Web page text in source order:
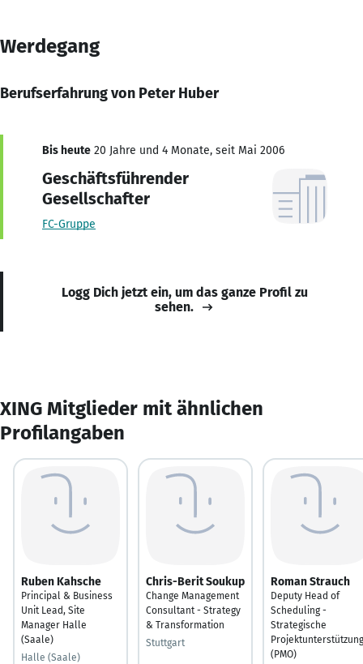
Werdegang
Berufserfahrung von Peter Huber
Bis heute 20 Jahre und 4 Monate, seit Mai 2006
Geschäftsführender
Gesellschafter
FC-Gruppe
Logg Dich jetzt ein, um das ganze Profil zu
sehen.
XING Mitglieder mit ähnlichen
Profilangaben
Ruben Kahsche
Principal & Business
Unit Lead, Site
Manager Halle
(Saale)
Halle (Saale)
Chris-Berit Soukup
Change Management
Consultant - Strategy
& Transformation
Stuttgart
Roman Strauch
Deputy Head of
Scheduling -
Strategische
Projektunterstützung
(PMO)